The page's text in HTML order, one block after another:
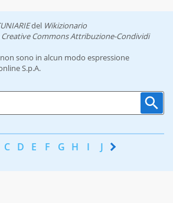
del Wikizionario
Creative Commons Attribuzione-Condividi
sono in alcun modo espressione
S.p.A.
C D E F G H I J K